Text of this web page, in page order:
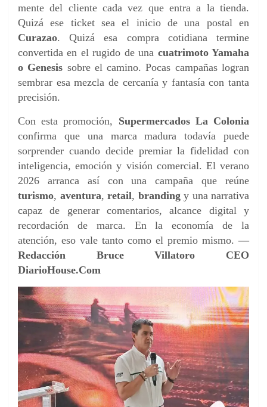
mente del cliente cada vez que entra a la tienda.
Quizá ese ticket sea el inicio de una postal en
Curazao. Quizá esa compra cotidiana termine
convertida en el rugido de una cuatrimoto Yamaha
o Genesis sobre el camino. Pocas campañas logran
sembrar esa mezcla de cercanía y fantasía con tanta
precisión.
Con esta promoción, Supermercados La Colonia
confirma que una marca madura todavía puede
sorprender cuando decide premiar la fidelidad con
inteligencia, emoción y visión comercial. El verano
2026 arranca así con una campaña que reúne
turismo, aventura, retail, brandingy una narrativa
capaz de generar comentarios, alcance digital y
recordación de marca. En la economía de la
atención, eso vale tanto como el premio mismo. —
Redacción Bruce Villatoro CEO
DiarioHouse.Com